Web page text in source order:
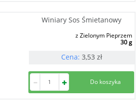
Winiary Sos Śmietanowy
z Zielonym Pieprzem
30 g
Cena: 3,53 zł